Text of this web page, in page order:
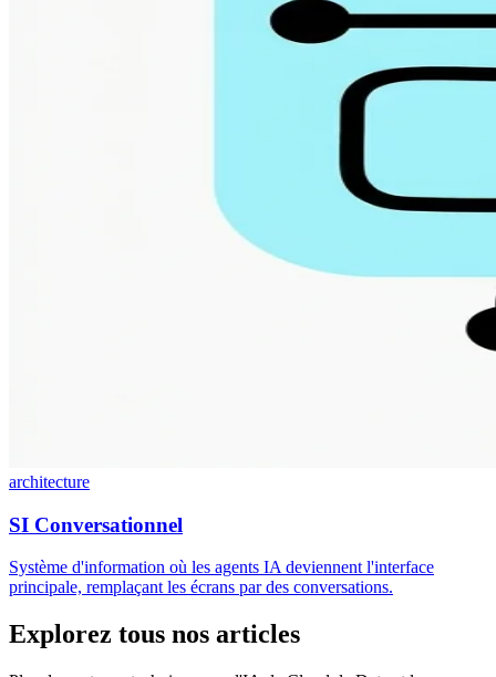
architecture
SI Conversationnel
Système d'information où les agents IA deviennent l'interface
principale, remplaçant les écrans par des conversations.
Explorez tous nos articles